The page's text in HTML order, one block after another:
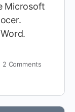
Microsoft
2 Comments